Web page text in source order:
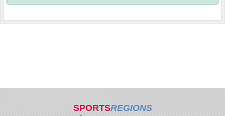
SPORTSREGIONS